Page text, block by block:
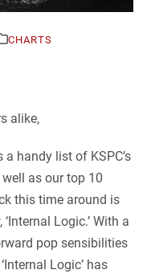
CHARTS
alike,
a handy list of KSPC’s
as our top 10
this time around is
Logic.’ With a
pop sensibilities
Logic’ has